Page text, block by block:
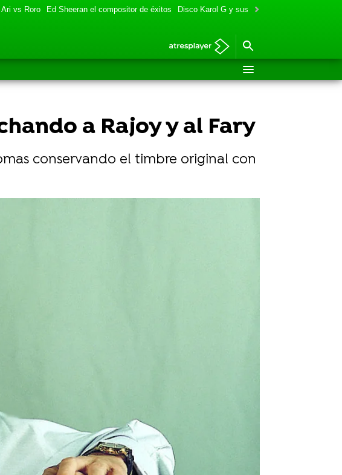
vs Roro Ed Sheeran el compositor de éxitos Disco Karol G y sus colaboraciones
a Rajoy y al Fary
conservando el timbre original con